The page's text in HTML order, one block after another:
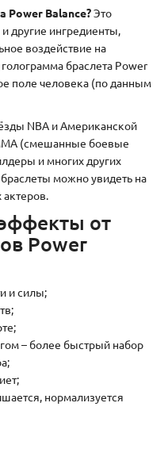
Power Balance?Это
другие ингредиенты,
воздействие на
браслета Power
поле человека (по данным
NBA и Американской
(смешанные боевые
и многих других
можно увидеть на
актеров.
от
Power
и силы;
– более быстрый набор
нормализуется